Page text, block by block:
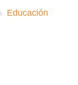
Educación